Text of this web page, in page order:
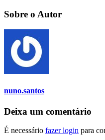
Sobre o Autor
nuno.santos
Deixa um comentário
É necessário fazer login para